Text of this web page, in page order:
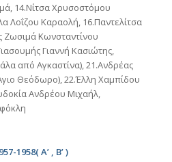
14.Νίτσα Χρυσοστόμου
Λοΐζου Καραολή, 16.Παντελίτσα
Ζωσιμά Κωνσταντίνου
Γιαννή Κασιώτης,
από Αγκαστίνα), 21.Ανδρέας
Θεόδωρο), 22.Έλλη Χαμπίδου
Ανδρέου Μιχαήλ,
1958( Α’ , Β’ )